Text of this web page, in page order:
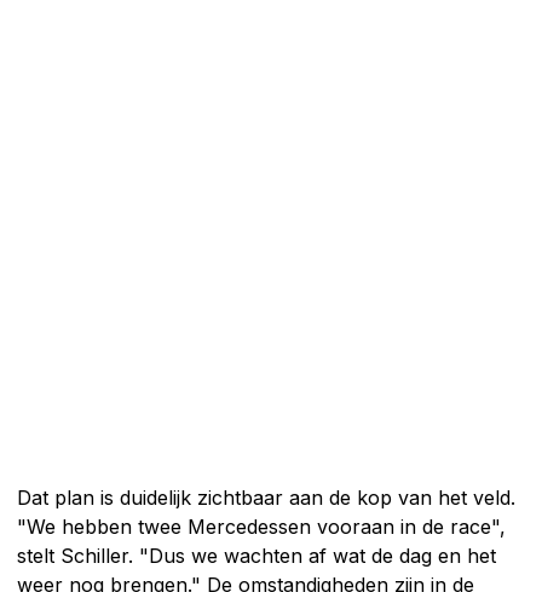
Dat plan is duidelijk zichtbaar aan de kop van het veld.
"We hebben twee Mercedessen vooraan in de race",
stelt Schiller. "Dus we wachten af wat de dag en het
weer nog brengen." De omstandigheden zijn in de